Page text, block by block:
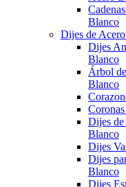
Blanco
Dijes de
Dijes
Blanco
Árbol
Blanco
Dijes
Blanco
Dijes
Dijes
Blanco
Dijes